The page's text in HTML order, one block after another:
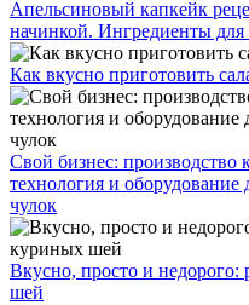
Апельсиновый капкейк
начинкой. Ингредиенты для
Как вкусно приготовить
Свой бизнес: производство
технология и оборудование
чулок
Вкусно, просто и
шей